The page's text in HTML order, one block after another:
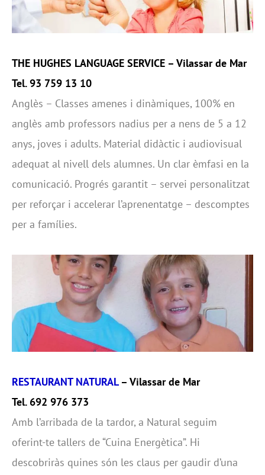
THE HUGHES LANGUAGE SERVICE – Vilassar de Mar
Tel. 93 759 13 10
Anglès – Classes amenes i dinàmiques, 100% en
anglès amb professors nadius per a nens de 5 a 12
anys, joves i adults. Material didàctic i audiovisual
adequat al nivell dels alumnes. Un clar èmfasi en la
comunicació. Progrés garantit – servei personalitzat
per reforçar i accelerar l’aprenentatge – descomptes
per a famílies.
RESTAURANT NATURAL – Vilassar de Mar
Tel. 692 976 373
Amb l’arribada de la tardor, a Natural seguim
oferint-te tallers de “Cuina Energètica”. Hi
descobriràs quines són les claus per gaudir d’una